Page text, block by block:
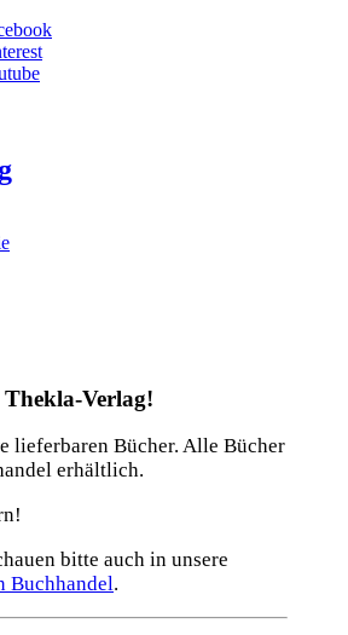
Verlag!
lieferbaren Bücher. Alle Bücher
erhältlich.
bitte auch in unsere
Buchhandel.